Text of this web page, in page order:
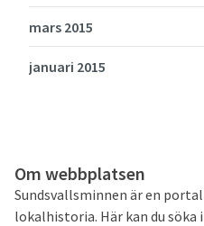
mars 2015
januari 2015
Om webbplatsen
Sundsvallsminnen är en
lokalhistoria. Här kan du